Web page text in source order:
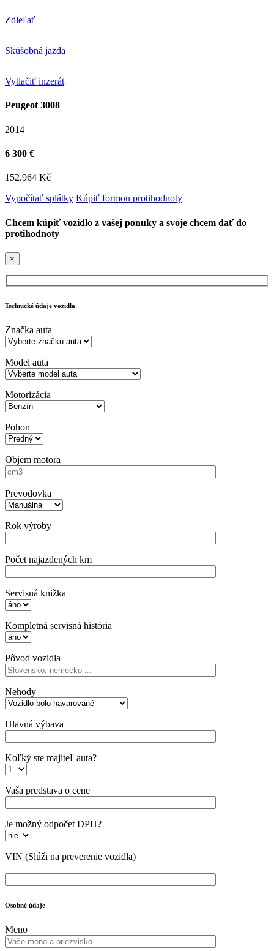
Zdieľať
Skúšobná jazda
Vytlačiť inzerát
Peugeot 3008
2014
6 300 €
152.964 Kč
Vypočítať splátky Kúpiť formou protihodnoty
Chcem kúpiť vozidlo z vašej ponuky a svoje chcem dať do
protihodnoty
×
Technické údaje vozidla
Značka auta
Model auta
Motorizácia
Pohon
Objem motora
Prevodovka
Rok výroby
Počet najazdených km
Servisná knižka
Kompletná servisná história
Pôvod vozidla
Nehody
Hlavná výbava
Koľký ste majiteľ auta?
Vaša predstava o cene
Je možný odpočet DPH?
VIN (Slúži na preverenie vozidla)
Osobné údaje
Meno